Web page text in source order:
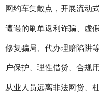
网约车集散点，开展流动
遭遇的刷单返利诈骗、虚
修复骗局、代办理赔陷阱
户保护、理性借贷、合规
从业人员远离非法网贷、